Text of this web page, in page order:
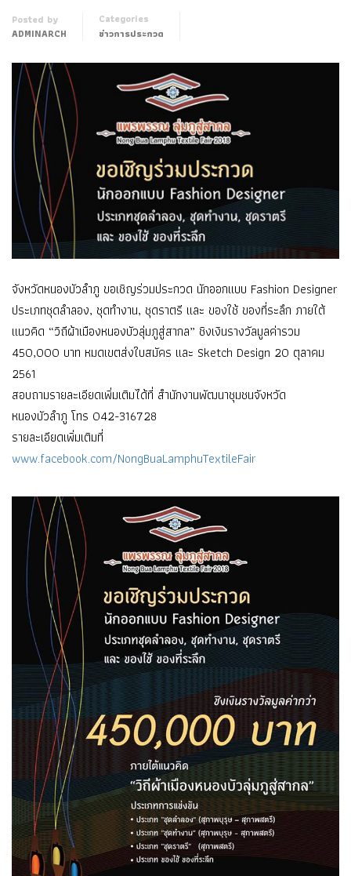
Posted by
ADMINARCH
Categories
ข่าวการประกวด
จังหวัดหนองบัวลำภู ขอเชิญร่วมประกวด นักออกแบบ Fashion Designer
ประเภทชุดลำลอง, ชุดทำงาน, ชุดราตรี และ ของใช้ ของที่ระลึก ภายใต้
แนวคิด “วิถีผ้าเมืองหนองบัวลุ่มภูสู่สากล” ชิงเงินรางวัลมูลค่ารวม
450,000 บาท หมดเขตส่งใบสมัคร และ Sketch Design 20 ตุลาคม
2561
สอบถามรายละเอียดเพิ่มเติมได้ที่ สำนักงานพัฒนาชุมชนจังหวัด
หนองบัวลำภู โทร 042-316728
รายละเอียดเพิ่มเติมที่
www.facebook.com/NongBuaLamphuTextileFair